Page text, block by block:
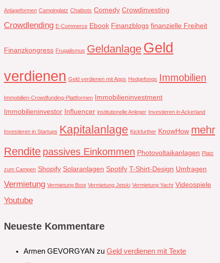
Anlageformen Campinglatz Chatbots Comedy Crowdinvesting
Crowdlending E-Commerce Ebook Finanzblogs finanzielle Freiheit
Finanzkongress Frugalismus Geldanlage Geld
verdienen Geld verdienen mit Apps Hedgefongs Immobilien
Immobilien-Crowdfunding-Plattformen Immobilieninvestment
Immobilieninvestor Influencer institutionelle Anleger Investieren in Ackerland
Investieren in Startups Kapitalanlage Kickfurther KnowHow mehr
Rendite passives Einkommen Photovoltaikanlagen Platz
zum Campen Shopify Solaranlagen Spotify T-Shirt-Design Umfragen
Vermietung Vermietung Boot Vermietung Jetski Vermietung Yacht Videospiele
Youtube
Neueste Kommentare
Armen GEVORGYAN zu Geld verdienen mit Texte